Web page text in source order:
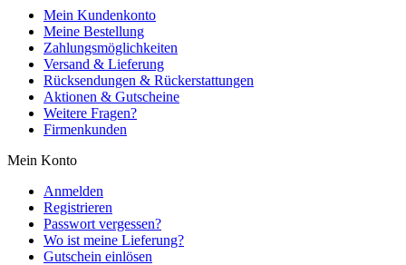
Mein Kundenkonto
Meine Bestellung
Zahlungsmöglichkeiten
Versand & Lieferung
Rücksendungen & Rückerstattungen
Aktionen & Gutscheine
Weitere Fragen?
Firmenkunden
Mein Konto
Anmelden
Registrieren
Passwort vergessen?
Wo ist meine Lieferung?
Gutschein einlösen